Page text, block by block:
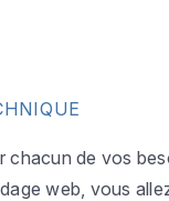
chacun de vos
web, vous